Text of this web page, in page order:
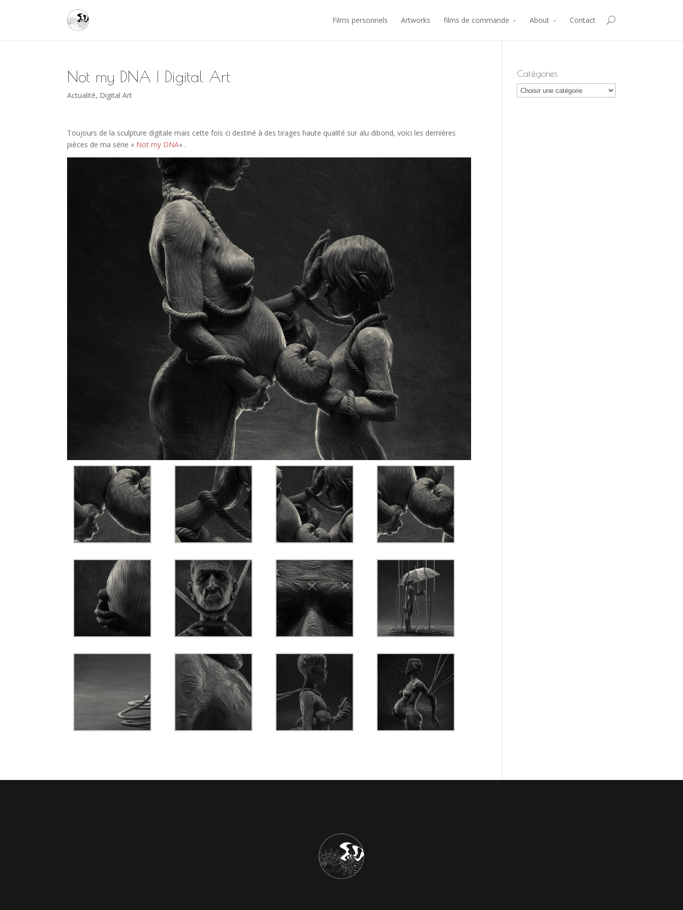
Films personnels Artworks films de commande About Contact
Not my DNA | Digital Art
Actualité, Digital Art
Toujours de la sculpture digitale mais cette fois ci destiné à des tirages haute qualité sur alu dibond, voici les dernières
pièces de ma série « Not my DNA« .
Catégories